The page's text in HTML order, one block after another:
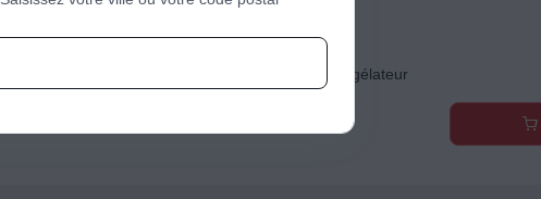
très silencieux (35dB)
Dégivrage automatique du congélateur